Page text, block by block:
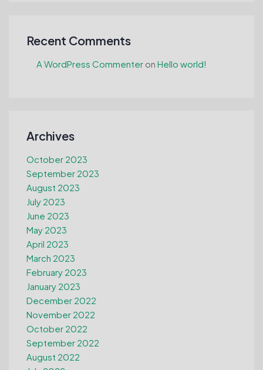
Recent Comments
A WordPress Commenter on Hello world!
Archives
October 2023
September 2023
August 2023
July 2023
June 2023
May 2023
April 2023
March 2023
February 2023
January 2023
December 2022
November 2022
October 2022
September 2022
August 2022